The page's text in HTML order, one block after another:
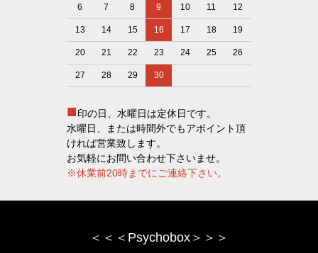
6 7 8 9 10 11 12
13 14 15 16 17 18 19
20 21 22 23 24 25 26
27 28 29 30
■印の日、水曜日は定休日です。
水曜日、または時間外でもアポイント頂
ければ営業致します。
お気軽にお問い合わせ下さいませ。
※休業前20時までにご連絡下さい。
＜＜＜Psychobox＞＞＞